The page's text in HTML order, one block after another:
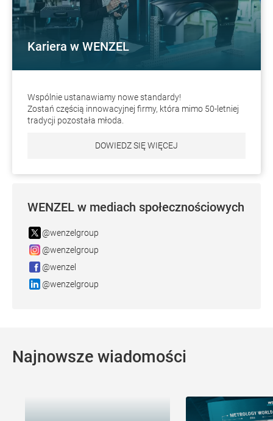
Kariera w WENZEL
Wspólnie ustanawiamy nowe standardy!
Zostań częścią innowacyjnej firmy, która mimo 50-letniej
tradycji pozostała młoda.
DOWIEDZ SIĘ WIĘCEJ
WENZEL w mediach społecznościowych
@wenzelgroup
@wenzelgroup
@wenzel
@wenzelgroup
Najnowsze wiadomości